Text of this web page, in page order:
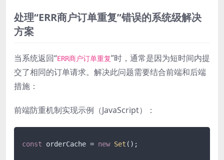
处理“ERR商户订单重复”错误的系统级解决
方案
当系统返回“ERR商户订单重复”时，通常是因为短时间内提
交了相同的订单请求。解决此问题需要结合前端和后端
措施：
前端防重机制实现示例（JavaScript）：
const orderCache = new Set ();